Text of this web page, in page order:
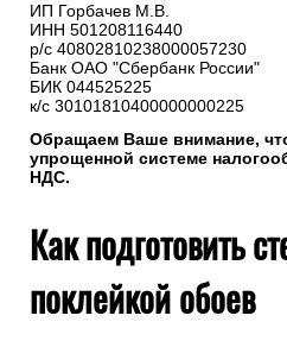
ИП Горбачев М.В.
ИНН 501208116440
р/с 40802810238000057230
Банк ОАО "Сбербанк России"
БИК 044525225
к/с 30101810400000000225
Обращаем Ваше внимание,
упрощенной системе
НДС.
Как подготовить
поклейкой обоев